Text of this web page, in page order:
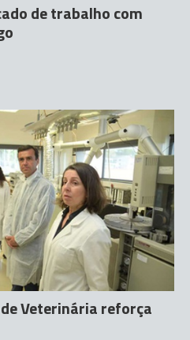
de trabalho com
Veterinária reforça